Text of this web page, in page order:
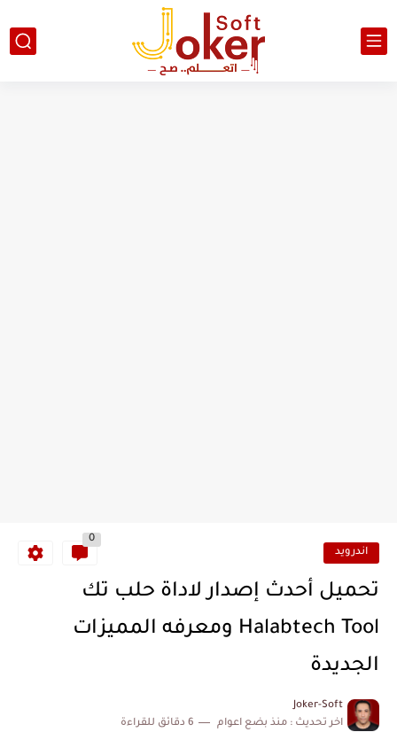
اندرويد
0
تحميل أحدث إصدار لاداة حلب تك
Halabtech Tool ومعرفه المميزات
الجديدة
Joker-Soft
اخر تحديث : منذ بضع اعوام 6 دقائق للقراءة